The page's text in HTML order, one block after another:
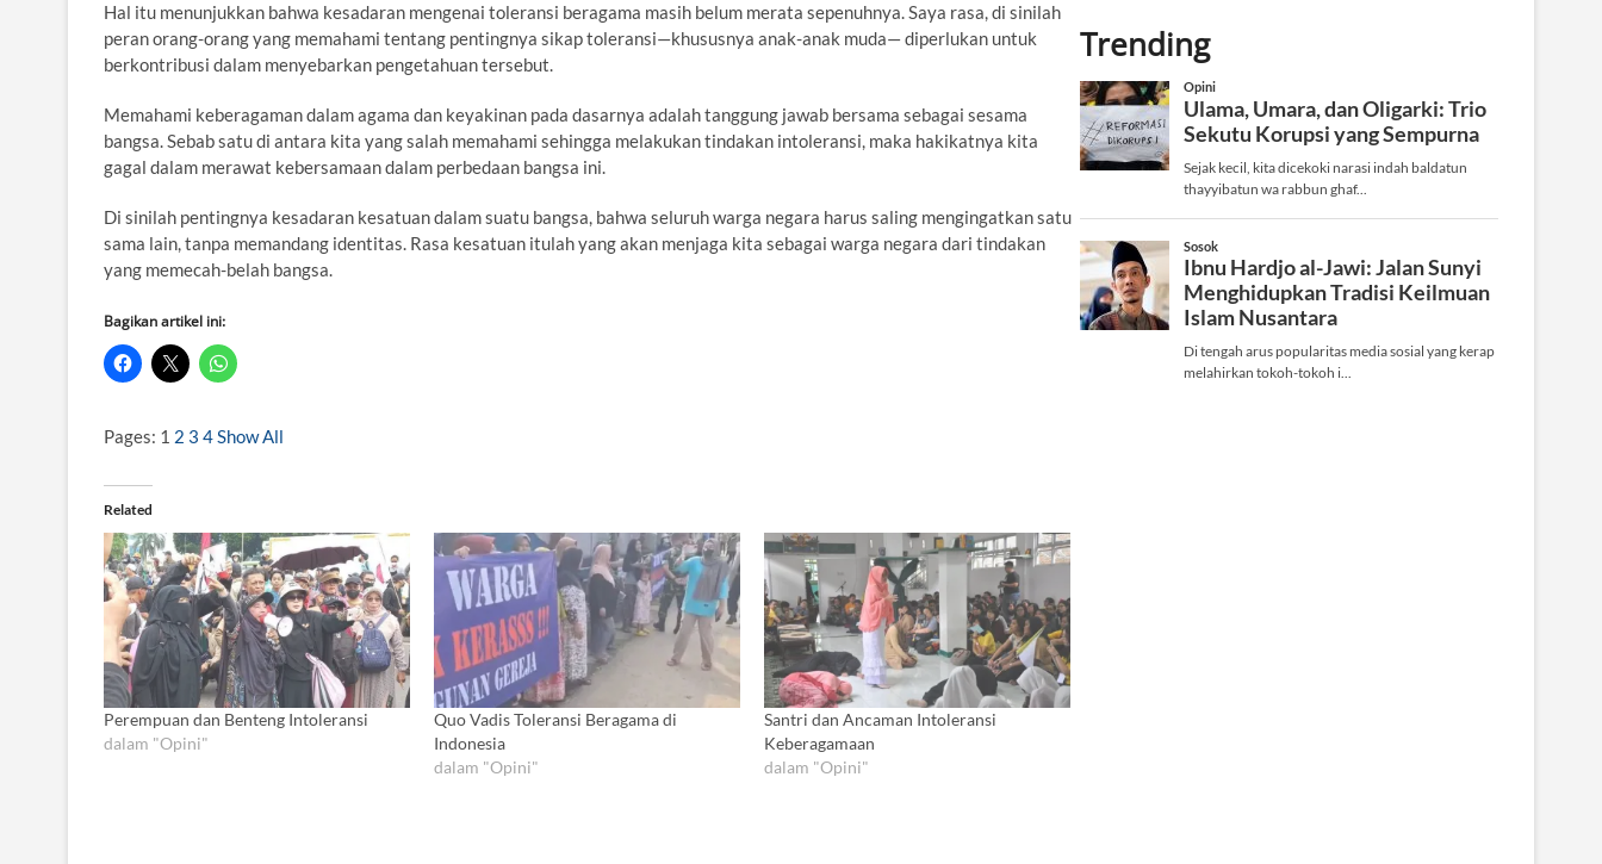
Hal itu menunjukkan bahwa kesadaran mengenai toleransi beragama masih belum merata sepenuhnya. Saya rasa, di sinilah
peran orang-orang yang memahami tentang pentingnya sikap toleransi—khususnya anak-anak muda— diperlukan untuk
berkontribusi dalam menyebarkan pengetahuan tersebut.
Memahami keberagaman dalam agama dan keyakinan pada dasarnya adalah tanggung jawab bersama sebagai sesama
bangsa. Sebab satu di antara kita yang salah memahami sehingga melakukan tindakan intoleransi, maka hakikatnya kita
gagal dalam merawat kebersamaan dalam perbedaan bangsa ini.
Di sinilah pentingnya kesadaran kesatuan dalam suatu bangsa, bahwa seluruh warga negara harus saling mengingatkan satu
sama lain, tanpa memandang identitas. Rasa kesatuan itulah yang akan menjaga kita sebagai warga negara dari tindakan
yang memecah-belah bangsa.
Bagikan artikel ini:
Pages: 1 2 3 4Show All
Related
Perempuan dan Benteng Intoleransi
dalam "Opini"
Quo Vadis Toleransi Beragama di
Indonesia
dalam "Opini"
Santri dan Ancaman Intoleransi
Keberagamaan
dalam "Opini"
Trending